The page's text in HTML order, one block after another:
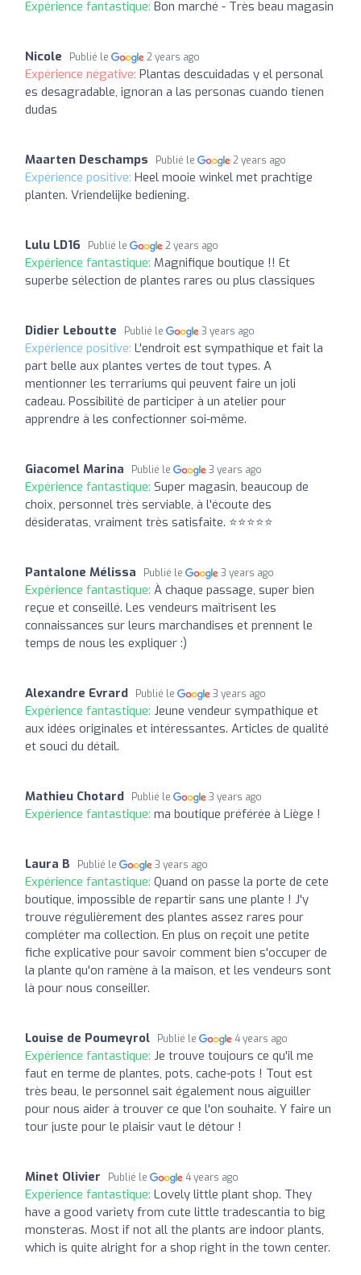
Expérience fantastique: Bon marché - Très beau magasin
Nicole Publié le 2 years ago
Expérience négative: Plantas descuidadas y el personal
es desagradable, ignoran a las personas cuando tienen
dudas
Maarten Deschamps Publié le 2 years ago
Expérience positive: Heel mooie winkel met prachtige
planten. Vriendelijke bediening.
Lulu LD16 Publié le 2 years ago
Expérience fantastique: Magnifique boutique !! Et
superbe sélection de plantes rares ou plus classiques
Didier Leboutte Publié le 3 years ago
Expérience positive: L'endroit est sympathique et fait la
part belle aux plantes vertes de tout types. A
mentionner les terrariums qui peuvent faire un joli
cadeau. Possibilité de participer à un atelier pour
apprendre à les confectionner soi-même.
Giacomel Marina Publié le 3 years ago
Expérience fantastique: Super magasin, beaucoup de
choix, personnel très serviable, à l'écoute des
désideratas, vraiment très satisfaite. ⭐⭐⭐⭐⭐
Pantalone Mélissa Publié le 3 years ago
Expérience fantastique: À chaque passage, super bien
reçue et conseillé. Les vendeurs maîtrisent les
connaissances sur leurs marchandises et prennent le
temps de nous les expliquer :)
Alexandre Evrard Publié le 3 years ago
Expérience fantastique: Jeune vendeur sympathique et
aux idées originales et intéressantes. Articles de qualité
et souci du détail.
Mathieu Chotard Publié le 3 years ago
Expérience fantastique: ma boutique préférée à Liège !
Laura B Publié le 3 years ago
Expérience fantastique: Quand on passe la porte de cete
boutique, impossible de repartir sans une plante ! J'y
trouve régulièrement des plantes assez rares pour
compléter ma collection. En plus on reçoit une petite
fiche explicative pour savoir comment bien s'occuper de
la plante qu'on ramène à la maison, et les vendeurs sont
là pour nous conseiller.
Louise de Poumeyrol Publié le 4 years ago
Expérience fantastique: Je trouve toujours ce qu'il me
faut en terme de plantes, pots, cache-pots ! Tout est
très beau, le personnel sait également nous aiguiller
pour nous aider à trouver ce que l'on souhaite. Y faire un
tour juste pour le plaisir vaut le détour !
Minet Olivier Publié le 4 years ago
Expérience fantastique: Lovely little plant shop. They
have a good variety from cute little tradescantia to big
monsteras. Most if not all the plants are indoor plants,
which is quite alright for a shop right in the town center.